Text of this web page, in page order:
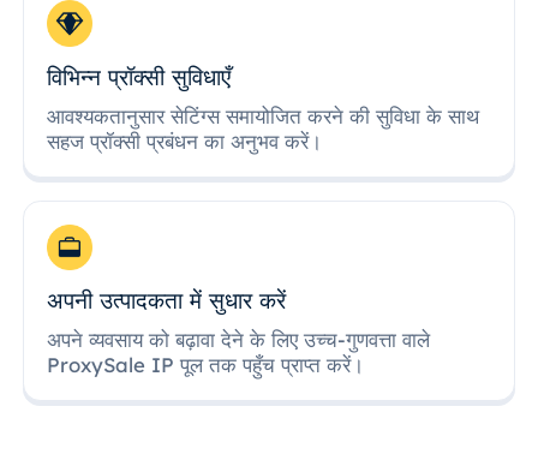
विभिन्न प्रॉक्सी सुविधाएँ
आवश्यकतानुसार सेटिंग्स समायोजित करने की सुविधा के साथ
सहज प्रॉक्सी प्रबंधन का अनुभव करें।
अपनी उत्पादकता में सुधार करें
अपने व्यवसाय को बढ़ावा देने के लिए उच्च-गुणवत्ता वाले
ProxySale IP पूल तक पहुँच प्राप्त करें।